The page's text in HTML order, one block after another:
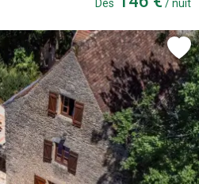
Dès / nuit